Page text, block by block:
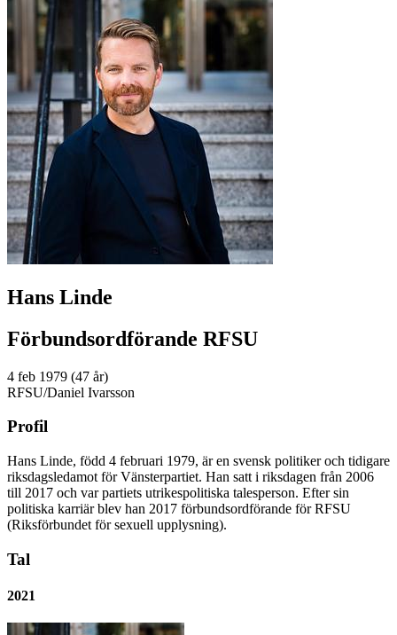
Hans Linde
Förbundsordförande RFSU
4 feb 1979 (47 år)
RFSU/Daniel Ivarsson
Profil
Hans Linde, född 4 februari 1979, är en svensk politiker och tidigare
riksdagsledamot för Vänsterpartiet. Han satt i riksdagen från 2006
till 2017 och var partiets utrikespolitiska talesperson. Efter sin
politiska karriär blev han 2017 förbundsordförande för RFSU
(Riksförbundet för sexuell upplysning).
Tal
2021